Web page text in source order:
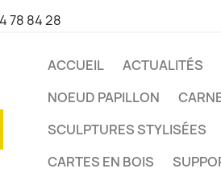
78 84 28
ACCUEIL ACTUALITÉS
NOEUD PAPILLON
SCULPTURES STYLISÉES
CARTES EN BOIS